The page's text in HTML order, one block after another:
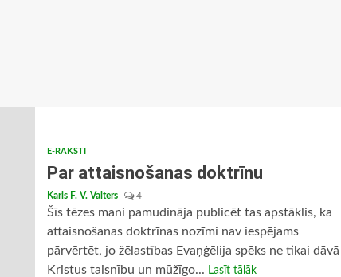
E-RAKSTI
Par attaisnošanas doktrīnu
Karls F. V. Valters 4
Šīs tēzes mani pamudināja publicēt tas apstāklis, ka
attaisnošanas doktrīnas nozīmi nav iespējams
pārvērtēt, jo žēlastības Evaņģēlija spēks ne tikai dāvā
Kristus taisnību un mūžīgo... Lasīt tālāk